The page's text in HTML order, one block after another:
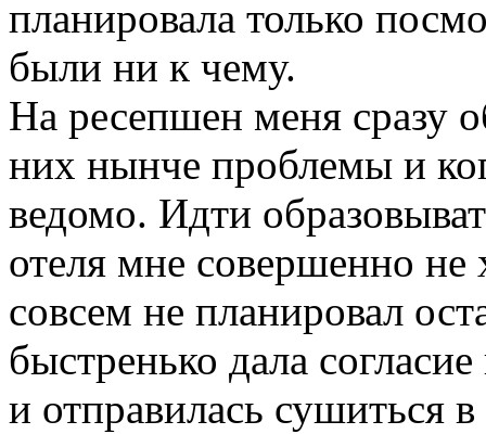
планировала только
были ни к чему.
На ресепшен меня сразу
них нынче проблемы и
ведомо. Идти
отеля мне совершенно не
совсем не планировал
быстренько дала
и отправилась сушиться